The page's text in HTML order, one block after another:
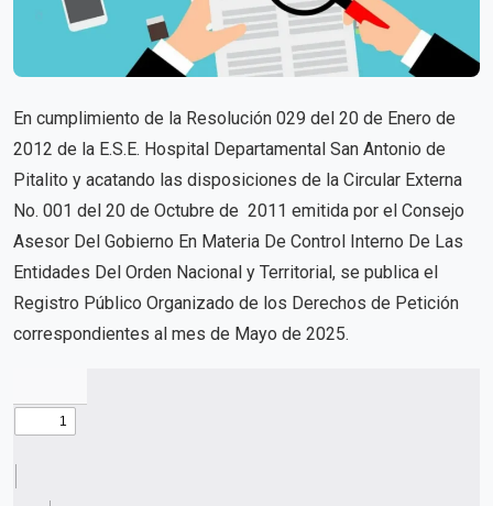
En cumplimiento de la Resolución 029 del 20 de Enero de
2012 de la E.S.E. Hospital Departamental San Antonio de
Pitalito y acatando las disposiciones de la Circular Externa
No. 001 del 20 de Octubre de 2011 emitida por el Consejo
Asesor Del Gobierno En Materia De Control Interno De Las
Entidades Del Orden Nacional y Territorial, se publica el
Registro Público Organizado de los Derechos de Petición
correspondientes al mes de Mayo de 2025.